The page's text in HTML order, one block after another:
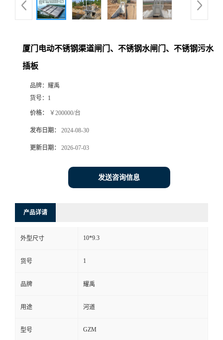
厦门电动不锈钢渠道闸门、不锈钢水闸门、不锈钢污水
插板
品牌： 耀禹
货号： 1
价格： ￥200000/台
发布日期： 2024-08-30
更新日期： 2026-07-03
发送咨询信息
产品详请
外型尺寸 10*9.3
货号 1
品牌 耀禹
用途 河道
型号 GZM